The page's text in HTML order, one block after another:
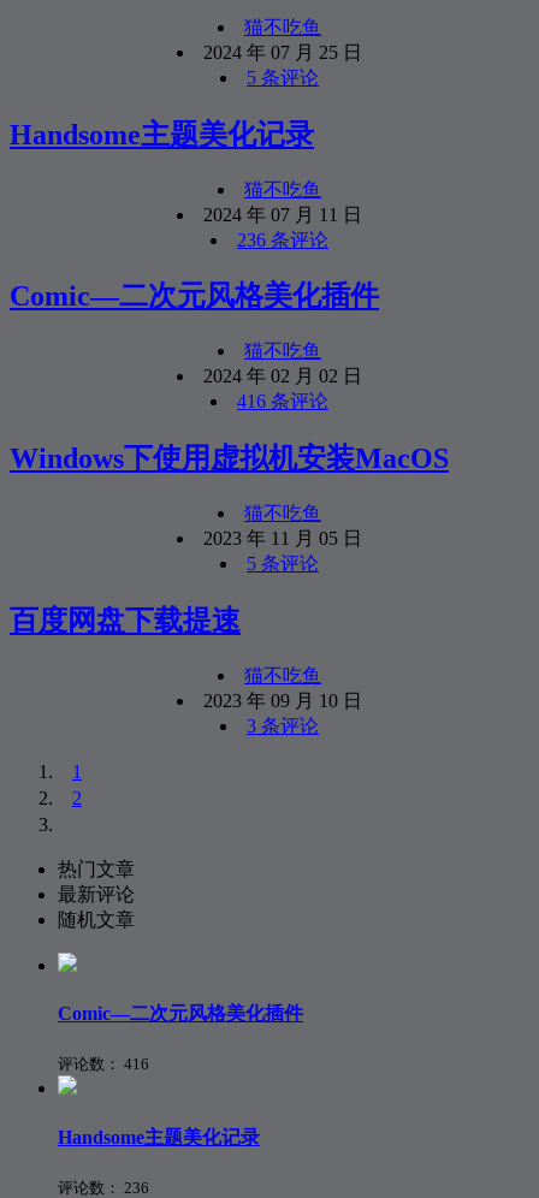
猫不吃鱼
2024 年 07 月 25 日
5 条评论
Handsome主题美化记录
猫不吃鱼
2024 年 07 月 11 日
236 条评论
Comic—二次元风格美化插件
猫不吃鱼
2024 年 02 月 02 日
416 条评论
Windows下使用虚拟机安装MacOS
猫不吃鱼
2023 年 11 月 05 日
5 条评论
百度网盘下载提速
猫不吃鱼
2023 年 09 月 10 日
3 条评论
1
2
热门文章
最新评论
随机文章
Comic—二次元风格美化插件
评论数： 416
Handsome主题美化记录
评论数： 236